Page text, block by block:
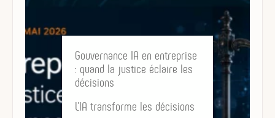
Gouvernance IA en entreprise
: quand la justice éclaire les
décisions
L’IA transforme les décisions